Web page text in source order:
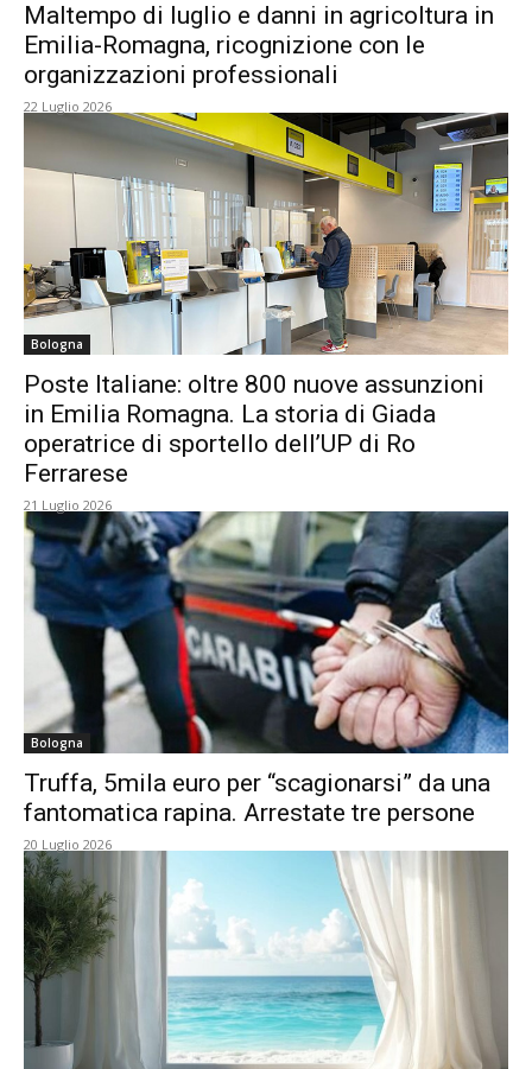
Maltempo di luglio e danni in agricoltura in
Emilia-Romagna, ricognizione con le
organizzazioni professionali
22 Luglio 2026
Bologna
Poste Italiane: oltre 800 nuove assunzioni
in Emilia Romagna. La storia di Giada
operatrice di sportello dell’UP di Ro
Ferrarese
21 Luglio 2026
Bologna
Truffa, 5mila euro per “scagionarsi” da una
fantomatica rapina. Arrestate tre persone
20 Luglio 2026